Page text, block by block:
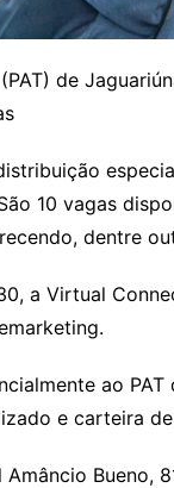
de
10 vagas
dentre
a Virtual
ao
e carteira
Bueno,